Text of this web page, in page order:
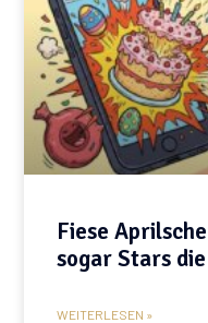
Fiese
sogar Stars
WEITERLESEN »